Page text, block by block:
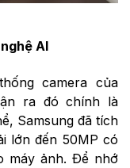
AI
camera của
ra đó chính là
Samsung đã tích
lớn đến 50MP có
máy ảnh. Để nhớ